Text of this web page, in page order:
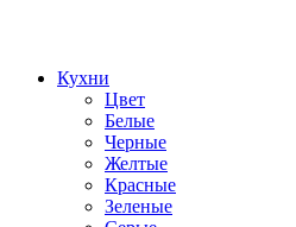
Кухни
Цвет
Белые
Черные
Желтые
Красные
Зеленые